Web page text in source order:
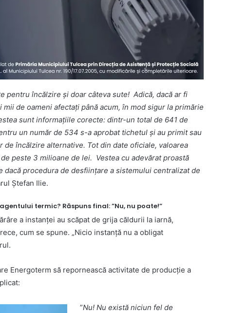
pentru încălzire și doar câteva sute! Adică, dacă ar fi
de oameni afectați până acum, în mod sigur la primărie
sunt informațiile corecte: dintr-un total de 641 de
un număr de 534 s-a aprobat tichetul și au primit sau
încălzire alternative. Tot din date oficiale, valoarea
peste 3 milioane de lei. Vestea cu adevărat proastă
procedura de desființare a sistemului centralizat de
Ștefan Ilie.
termic? Răspuns final: ”Nu, nu poate!”
a instanței au scăpat de grija căldurii la iarnă,
cum se spune. „Nicio instanță nu a obligat
Energoterm să repornească activitate de producție a
”Nu! Nu există niciun fel de